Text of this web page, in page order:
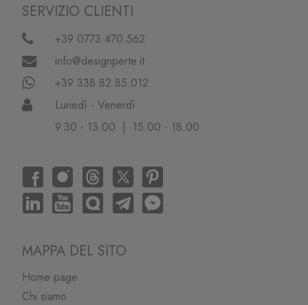
SERVIZIO CLIENTI
+39 0773.470.562
info@designperte.it
+39 338.82.85.012
Lunedì - Venerdì
9.30 - 13.00 | 15.00 - 18.00
MAPPA DEL SITO
Home page
Chi siamo